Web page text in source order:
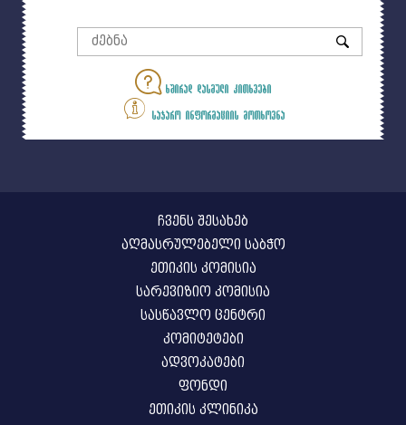
ხშირად დასმული კითხვები
საჯარო ინფორმაციის მოთხოვნა
ჩვენს შესახებ
აღმასრულებელი საბჭო
ეთიკის კომისია
სარევიზიო კომისია
სასწავლო ცენტრი
კომიტეტები
ადვოკატები
ფონდი
ეთიკის კლინიკა